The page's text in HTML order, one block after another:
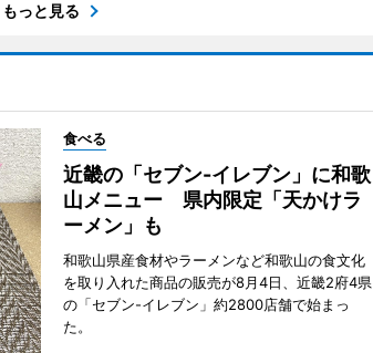
もっと見る
食べる
近畿の「セブン-イレブン」に和歌
山メニュー 県内限定「天かけラ
ーメン」も
和歌山県産食材やラーメンなど和歌山の食文化
を取り入れた商品の販売が8月4日、近畿2府4県
の「セブン-イレブン」約2800店舗で始まっ
た。